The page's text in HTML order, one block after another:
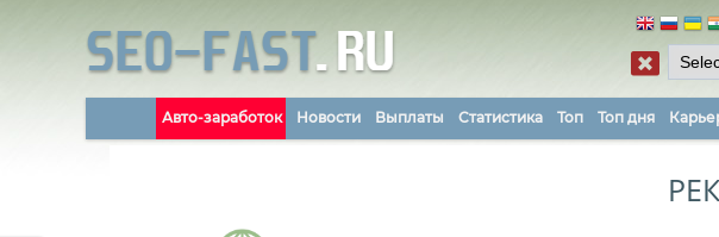
Авто-заработок Новости Выплаты Статистика Топ Топ дня